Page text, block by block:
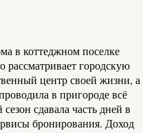
в коттеджном поселке
городскую
центр своей жизни, а
в пригороде всё
сдавала часть дней в
бронирования. Доход